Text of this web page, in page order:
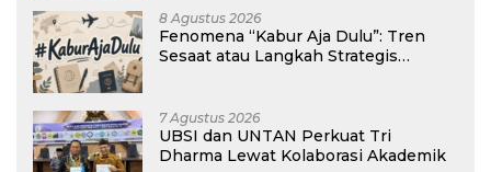
8 Agustus 2026
Fenomena “Kabur Aja Dulu”: Tren
Sesaat atau Langkah Strategis
7 Agustus 2026
UBSI dan UNTAN Perkuat Tri
Dharma Lewat Kolaborasi Akademik